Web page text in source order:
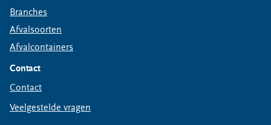
Branches
Afvalsoorten
Afvalcontainers
Contact
Contact
Veelgestelde vragen